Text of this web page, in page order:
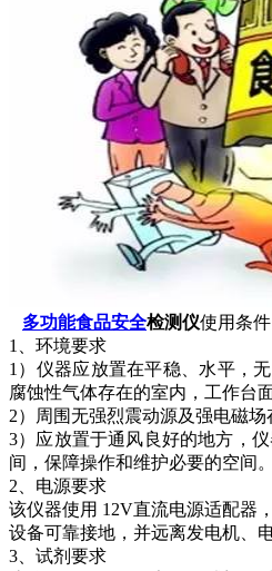
多功能食品安全检测仪使用条件
1、环境要求
1）仪器应放置在平稳、水平，
腐蚀性气体存在的室内，工作台
2）周围无强烈震动源及强电磁场
3）应放置于通风良好的地方，
间，保障操作和维护必要的空间。
2、电源要求
该仪器使用 12V直流电源适配器
设备可靠接地，并远离发电机、
3、试剂要求